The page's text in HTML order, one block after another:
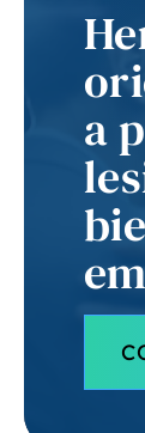
a